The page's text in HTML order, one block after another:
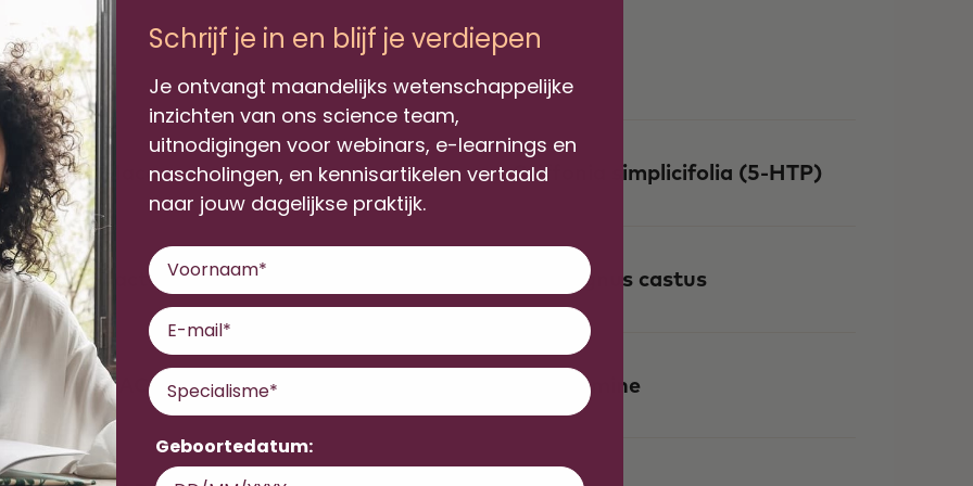
Maca Griffonia simplicifolia (5-HTP)
Lactoferrine Vitex agnus castus
NAC L-Glutamine
Schrijf je in en blijf je verdiepen
Je ontvangt maandelijks wetenschappelijke
inzichten van ons science team,
uitnodigingen voor webinars, e-learnings en
nascholingen, en kennisartikelen vertaald
naar jouw dagelijkse praktijk.
Voornaam
Email
Specialisme
Geboortedatum: